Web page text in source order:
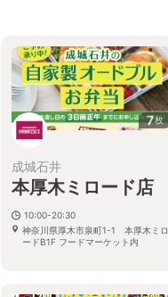
7枚
成城石井
本厚木ミロード店
10:00-20:30
神奈川県厚木市泉町1-1 本厚木ミロ
ードB1F フードマーケット内